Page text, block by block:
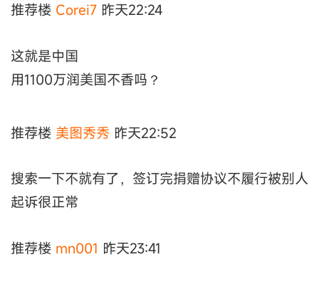
推荐楼 Corei7 昨天22:24
这就是中国
用1100万润美国不香吗？
推荐楼 美图秀秀 昨天22:52
搜索一下不就有了，签订完捐赠协议不履行被别人
起诉很正常
推荐楼 mn001 昨天23:41